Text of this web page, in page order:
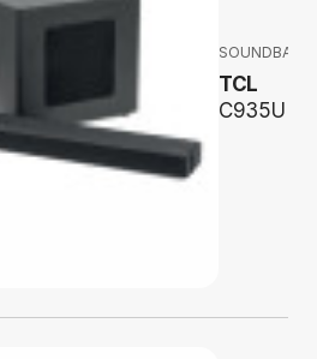
SOUNDBARY
TCL
C935U